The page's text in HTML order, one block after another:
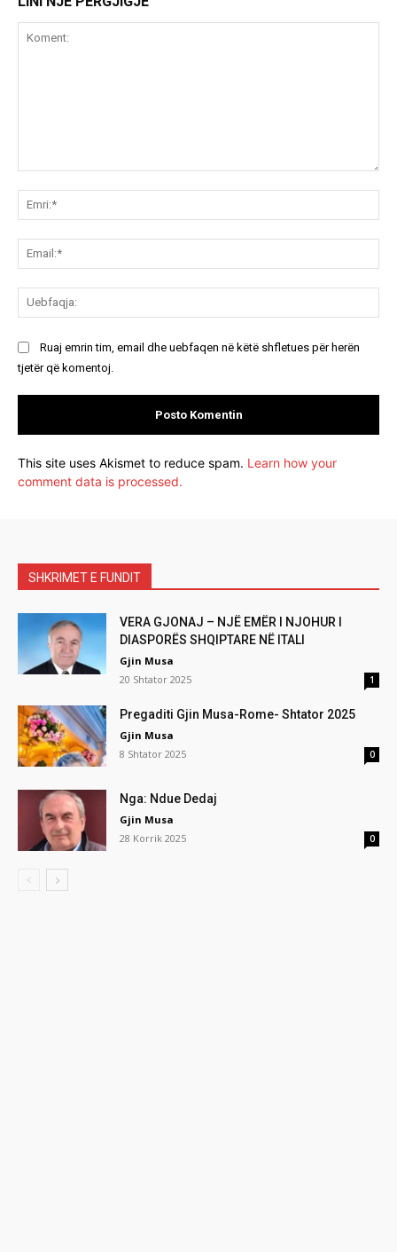
Ruaj emrin tim, email dhe uebfaqen në këtë shfletues për herën
tjetër që komentoj.
This site uses Akismet to reduce spam. Learn how your
comment data is processed.
SHKRIMET E FUNDIT
VERA GJONAJ – NJË EMËR I NJOHUR I
DIASPORËS SHQIPTARE NË ITALI
Gjin Musa
20 Shtator 2025
1
Pregaditi Gjin Musa-Rome- Shtator 2025
Gjin Musa
8 Shtator 2025
0
Nga: Ndue Dedaj
Gjin Musa
28 Korrik 2025
0